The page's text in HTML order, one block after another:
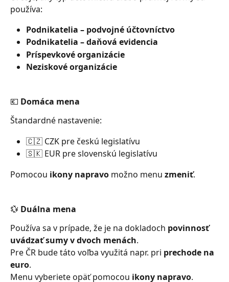
používa:
Podnikatelia – podvojné účtovníctvo
Podnikatelia – daňová evidencia
Príspevkové organizácie
Neziskové organizácie
💶 Domáca mena
Štandardné nastavenie:
🇨🇿 CZK pre českú legislatívu
🇸🇰 EUR pre slovenskú legislatívu
Pomocou ikony napravo možno menu zmeniť.
💱 Duálna mena
Používa sa v prípade, že je na dokladoch povinnosť
uvádzať sumy v dvoch menách.
Pre ČR bude táto voľba využitá napr. pri prechode na
euro.
Menu vyberiete opäť pomocou ikony napravo.